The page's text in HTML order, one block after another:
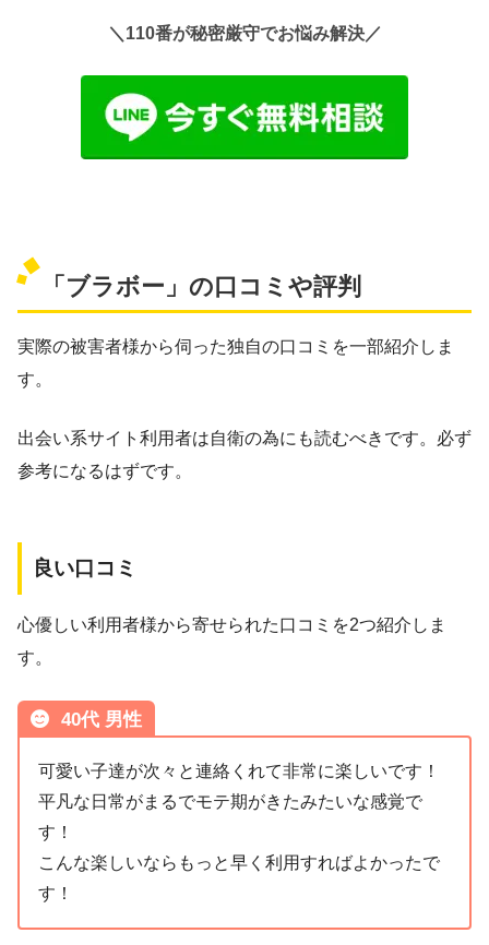
＼110番が秘密厳守でお悩み解決／
「ブラボー」の口コミや評判
実際の被害者様から伺った独自の口コミを一部紹介しま
す。
出会い系サイト利用者は自衛の為にも読むべきです。必ず
参考になるはずです。
良い口コミ
心優しい利用者様から寄せられた口コミを2つ紹介しま
す。
40代 男性
可愛い子達が次々と連絡くれて非常に楽しいです！
平凡な日常がまるでモテ期がきたみたいな感覚で
す！
こんな楽しいならもっと早く利用すればよかったで
す！